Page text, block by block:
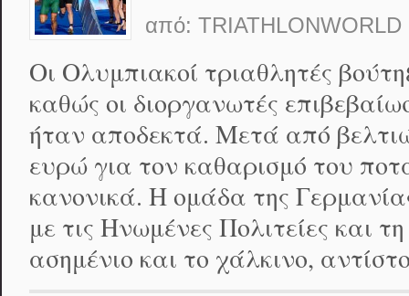
από: TRIATHLONWORLD
Οι Ολυμπιακοί τριαθλητές
καθώς οι διοργανωτές
ήταν αποδεκτά. Μετά από
ευρώ για τον καθαρισμό του
κανονικά. Η ομάδα της
με τις Ηνωμένες Πολιτείες και
ασημένιο και το χάλκινο,